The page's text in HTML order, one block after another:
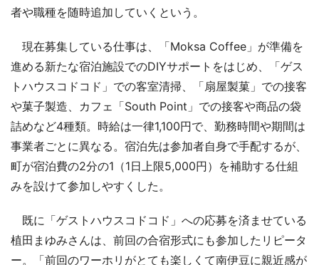
者や職種を随時追加していくという。
現在募集している仕事は、「Moksa Coffee」が準備を
進める新たな宿泊施設でのDIYサポートをはじめ、「ゲス
トハウスコドコド」での客室清掃、「扇屋製菓」での接客
や菓子製造、カフェ「South Point」での接客や商品の袋
詰めなど4種類。時給は一律1,100円で、勤務時間や期間は
事業者ごとに異なる。宿泊先は参加者自身で手配するが、
町が宿泊費の2分の1（1日上限5,000円）を補助する仕組
みを設けて参加しやすくした。
既に「ゲストハウスコドコド」への応募を済ませている
植田まゆみさんは、前回の合宿形式にも参加したリピータ
ー。「前回のワーホリがとても楽しくて南伊豆に親近感が